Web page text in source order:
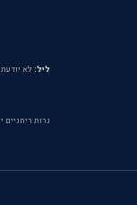
ליל: לא
נרות ריחניים